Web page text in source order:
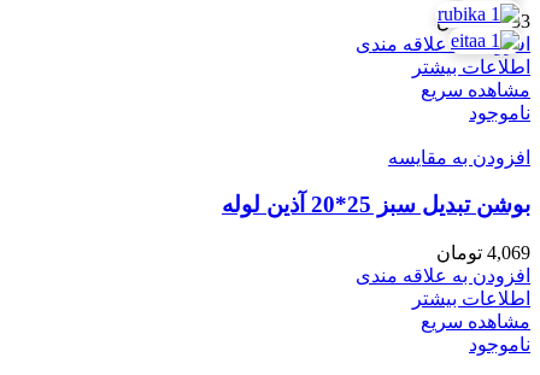
4,553 تومان
افزودن به علاقه مندی
اطلاعات بیشتر
مشاهده سریع
ناموجود
افزودن به مقایسه
بوشن تبدیل سبز 25*20 آذین لوله
4,069 تومان
افزودن به علاقه مندی
اطلاعات بیشتر
مشاهده سریع
ناموجود